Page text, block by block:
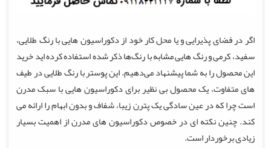
اگر در فضای پذیرایی و یا محل کار خود از دکوراسیون هایی با رنگ طلایی،
سفید، کرمی و رنگ هایی مشابه با رنگ‌ها ذکر شده استفاده کرده اید خرید
این محصول را به شما پیشنهاد می‌دهیم. این پوستر با رنگ طلایی در طیف
های متفاوت، یک محصول بی نظیر برای دکوراسیون هایی با سبک مدرن
است چرا که در عین سادگی یک پترن زیبا، شفاف و بدون ابهام را ارائه می
کند. چنین نکته ای در خصوص دکوراسیون های مدرن از اهمیت بسیار
زیادی برخوردار است.